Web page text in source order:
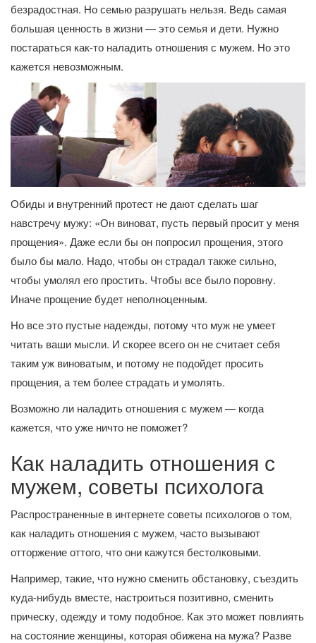
безрадостная. Но семью разрушать нельзя. Ведь самая
большая ценность в жизни — это семья и дети. Нужно
постараться как-то наладить отношения с мужем. Но это
кажется невозможным.
Обиды и внутренний протест не дают сделать шаг
навстречу мужу: «Он виноват, пусть первый просит у меня
прощения». Даже если бы он попросил прощения, этого
было бы мало. Надо, чтобы он страдал также сильно,
чтобы умолял его простить. Чтобы все было поровну.
Иначе прощение будет неполноценным.
Но все это пустые надежды, потому что муж не умеет
читать ваши мысли. И скорее всего он не считает себя
таким уж виноватым, и потому не подойдет просить
прощения, а тем более страдать и умолять.
Возможно ли наладить отношения с мужем — когда
кажется, что уже ничто не поможет?
Как наладить отношения с
мужем, советы психолога
Распространенные в интернете советы психологов о том,
как наладить отношения с мужем, часто вызывают
отторжение оттого, что они кажутся бестолковыми.
Например, такие, что нужно сменить обстановку, съездить
куда-нибудь вместе, настроиться позитивно, сменить
прическу, одежду и тому подобное. Как это может повлиять
на состояние женщины, которая обижена на мужа? Разве